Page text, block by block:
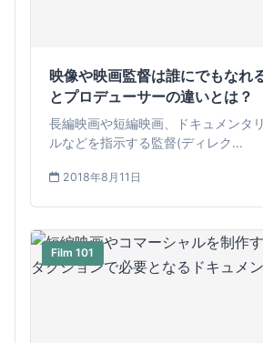
映像や映画監督は誰にでもなれ
とプロデューサーの違いとは？
長編映画や短編映画、ドキュメンタ
ルなどを指示する監督(ディレク...
2018年8月11日
Film 101